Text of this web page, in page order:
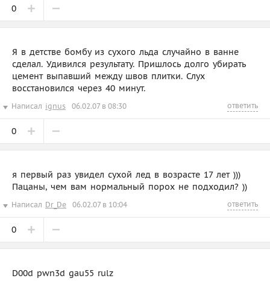
0
Я в детстве бомбу из сухого льда случайно в ванне
сделал. Удивился результату. Пришлось долго убирать
цемент выпавший между швов плитки. Слух
восстановился через 40 минут.
Написал ignus 06.02.07 в 08:30 ответить
0
я первый раз увидел сухой лед в возрасте 17 лет )))
Пацаны, чем вам нормальный порох не подходил? ))
Написал Dr_De 06.02.07 в 10:04 ответить
0
D00d pwn3d gau55 rulz